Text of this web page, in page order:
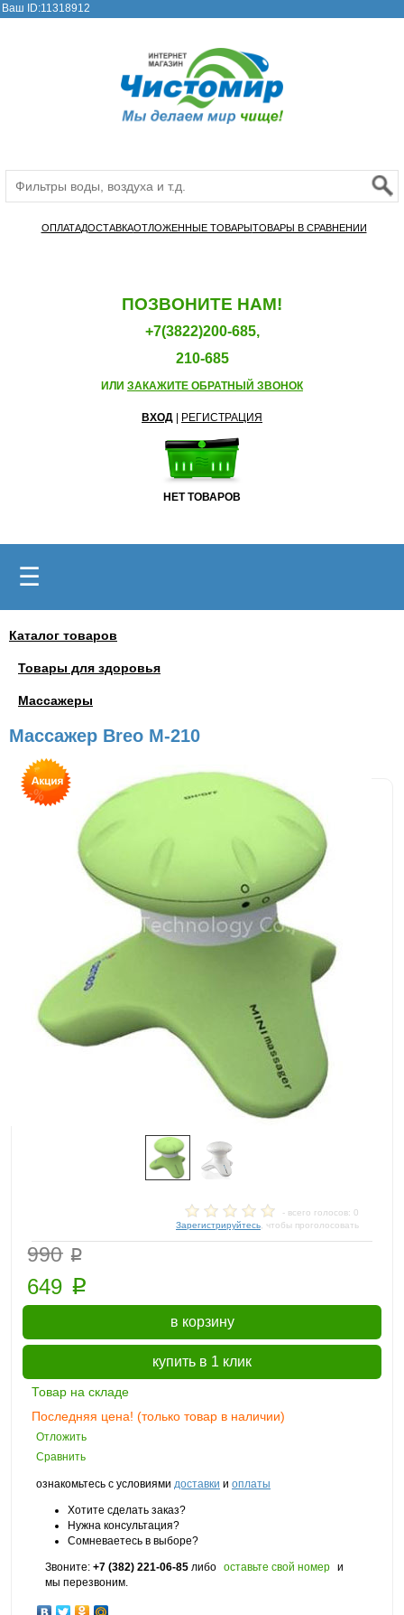
Ваш ID:11318912
ОПЛАТАДОСТАВКАОТЛОЖЕННЫЕ ТОВАРЫТОВАРЫ В СРАВНЕНИИ
ПОЗВОНИТЕ НАМ!
+7(3822)200-685,
210-685
ИЛИ ЗАКАЖИТЕ ОБРАТНЫЙ ЗВОНОК
ВХОД РЕГИСТРАЦИЯ
НЕТ ТОВАРОВ
☰
Каталог товаров
Товары для здоровья
Массажеры
Массажер Breo M-210
- всего голосов: 0
Зарегистрируйтесь , чтобы проголосовать
990 p
___
649 p
в корзину
купить в 1 клик
Товар на складе
Последняя цена! (только товар в наличии)
Отложить
Сравнить
ознакомьтесь с условиями доставки и оплаты
Хотите сделать заказ?
Нужна консультация?
Сомневаетесь в выборе?
Звоните: +7 (382) 221-06-85 либо оставьте свой номер и
мы перезвоним.